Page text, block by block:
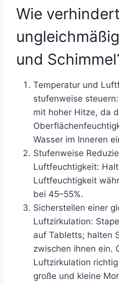
Wie
und
Temperatur und
stufenweise
mit hoher Hitze, da
Wasser im Inneren
Stufenweise
Luftfeuchtigkeit:
Luftfeuchtigkeit
bei 45–55%.
Sicherstellen einer
Luftzirkulation:
auf Tabletts; halten
zwischen ihnen ein.
Luftzirkulation
große und kleine